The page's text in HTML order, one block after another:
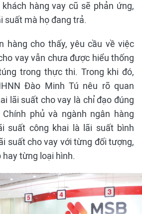
hàng vay cũ sẽ phản ứng,
suất mà họ đang trả.
hàng cho thấy, yêu cầu về việc
vay vẫn chưa được hiểu thống
trong thực thi. Trong khi đó,
Đào Minh Tú nêu rõ quan
lãi suất cho vay là chỉ đạo đúng
phủ và ngành ngân hàng
suất công khai là lãi suất bình
suất cho vay với từng đối tượng,
từng loại hình.